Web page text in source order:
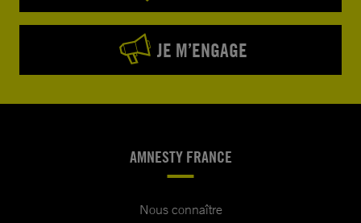
JE M’ENGAGE
AMNESTY FRANCE
Nous connaître